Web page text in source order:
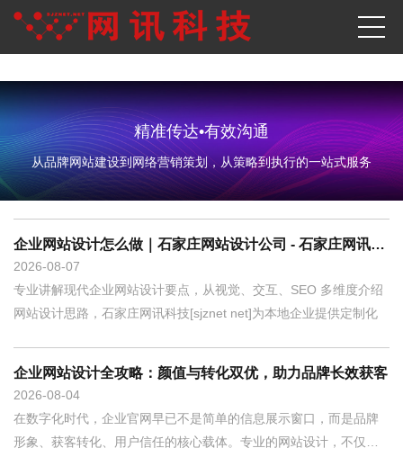
精准传达•有效沟通
从品牌网站建设到网络营销策划，从策略到执行的一站式服务
08-07
2026
企业网站设计怎么做｜石家庄网站设计公司 - 石家庄网讯科技
专业讲解现代企业网站设计要点，从视觉、交互、SEO 多维度介绍
网站设计思路，石家庄网讯科技[sjznet net]为本地企业提供定制化
08-04
2026
企业网站设计全攻略：颜值与转化双优，助力品牌长效获客
在数字化时代，企业官网早已不是简单的信息展示窗口，而是品牌
形象、获客转化、用户信任的核心载体。专业的网站设计，不仅要